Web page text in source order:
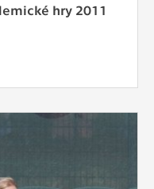
hry 2011